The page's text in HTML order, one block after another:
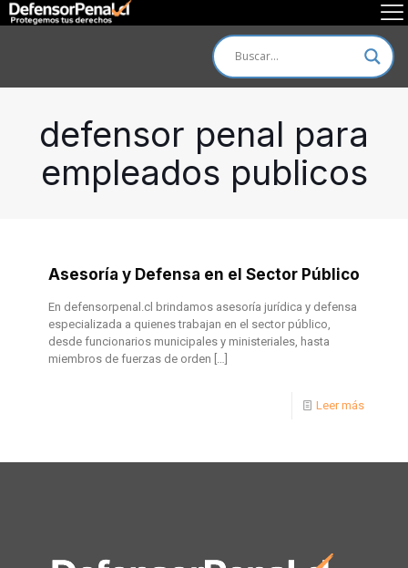
defensor penal para
empleados publicos
Asesoría y Defensa en el Sector Público
En defensorpenal.cl brindamos asesoría jurídica y defensa
especializada a quienes trabajan en el sector público,
desde funcionarios municipales y ministeriales, hasta
miembros de fuerzas de orden […]
Leer más